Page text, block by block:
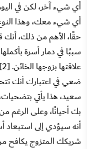
أي شيء آخر، لكن في اليوم
أي شيء معك، وهذا
حقًا، الأهم من ذلك، أنك
سببًا في دمار أسرة
علاقتها بزوجها الخائن. [2]
ضعي في اعتبارك أنك
سعيد، هذا يأتي
بك أحيانًا، وعلى الرغم
أنه سيؤدي إلى استبعاد
شريكك المتزوج يكافح